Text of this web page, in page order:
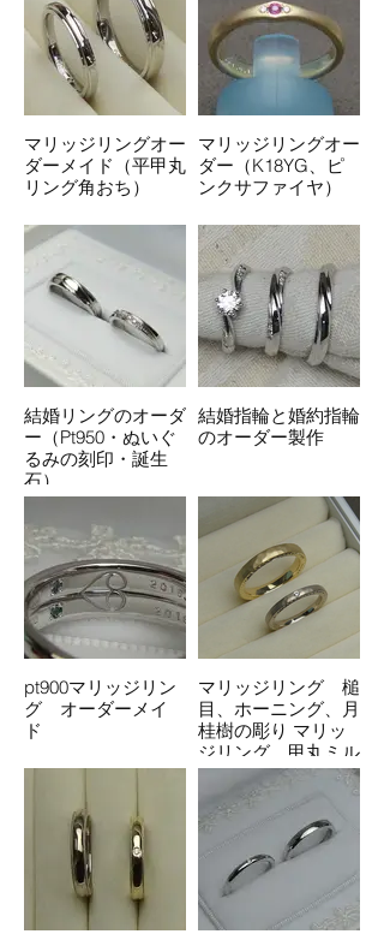
マリッジリングオー
ダーメイド（平甲丸
リング角おち）
マリッジリングオー
ダー（K18YG、ピ
ンクサファイヤ）
結婚リングのオーダ
ー（Pt950・ぬいぐ
るみの刻印・誕生
石）
結婚指輪と婚約指輪
のオーダー製作
pt900マリッジリン
グ オーダーメイ
ド
マリッジリング 槌
目、ホーニング、月
桂樹の彫り マリッ
ジリング 甲丸ミル
打ち